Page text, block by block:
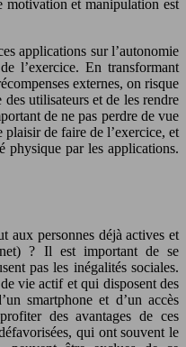
motivation et manipulation est
applications sur l’autonomie
l’exercice. En transformant
externes, on risque
utilisateurs et de les rendre
de ne pas perdre de vue
de faire de l’exercice, et
physique par les applications.
aux personnes déjà actives et
? Il est important de se
pas les inégalités sociales.
vie actif et qui disposent des
smartphone et d’un accès
des avantages de ces
qui ont souvent le